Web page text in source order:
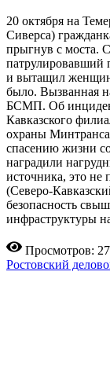
20 октября на
Сиверса)
прыгнув с моста.
патрулировавший
и вытащил
было. Вызванная
БСМП. Об
Кавказского
охраны
спасению жизни
наградили
источника, это не
(Северо-
безопасность
инфраструктуры
Просмотров:
Ростовский